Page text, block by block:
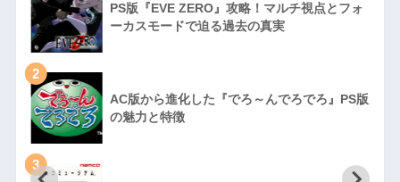
PS版『EVE ZERO』攻略！マルチ視点とフォ
ーカスモードで迫る過去の真実
2
AC版から進化した『でろ～んでろでろ』PS版
の魅力と特徴
3